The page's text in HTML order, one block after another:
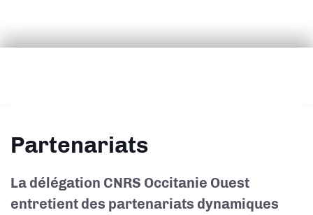
Partenariats
La délégation CNRS Occitanie Ouest
entretient des partenariats dynamiques